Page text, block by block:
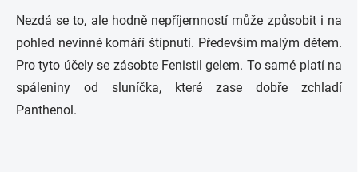
Nezdá se to, ale hodně nepříjemností může způsobit i na
pohled nevinné komáří štípnutí. Především malým dětem.
Pro tyto účely se zásobte Fenistil gelem. To samé platí na
spáleniny od sluníčka, které zase dobře zchladí
Panthenol.